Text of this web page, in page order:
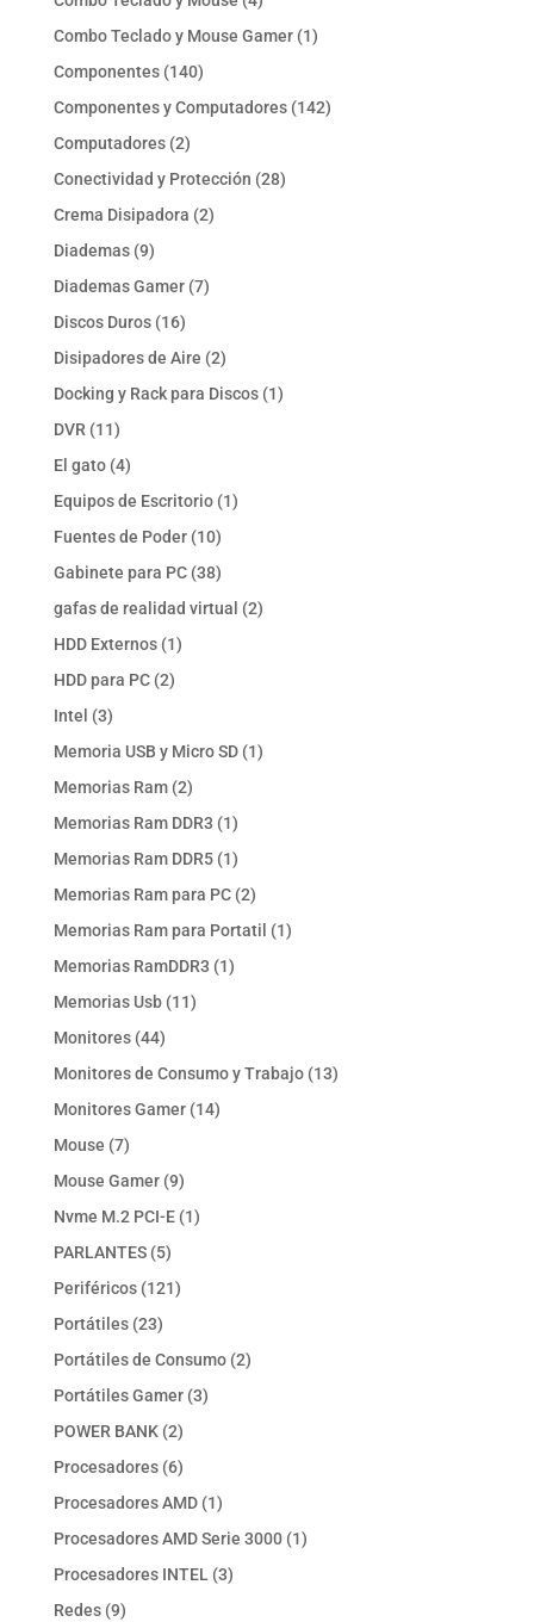
productos
Combo Teclado y Mouse Gamer 11
Componentes 140140
productos
Componentes y Computadores 142142
Computadores 22
productos
Conectividad y Protección 2828
Crema Disipadora 22
Diademas 99
productos
Diademas Gamer 77
Discos Duros 1616
productos
Disipadores de Aire 22
productos
Docking y Rack para Discos 11
DVR 1111
productos
El gato 44
productos
Equipos de Escritorio 11
Fuentes de Poder 1010
productos
Gabinete para PC 3838
productos
gafas de realidad virtual 22
HDD Externos 11
HDD para PC 22
Intel 33
productos
Memoria USB y Micro SD 11
Memorias Ram 22
productos
Memorias Ram DDR3 11
producto
Memorias Ram DDR5 11
producto
Memorias Ram para PC 22
productos
Memorias Ram para Portatil 11
Memorias RamDDR3 11
Memorias Usb 1111
Monitores 4444
productos
Monitores de Consumo y Trabajo 1313
Monitores Gamer 1414
Mouse 77
productos
Mouse Gamer 99
productos
Nvme M.2 PCI-E 11
PARLANTES 55
productos
Periféricos 121121
Portátiles 2323
productos
Portátiles de Consumo 22
Portátiles Gamer 33
POWER BANK 22
productos
Procesadores 66
productos
Procesadores AMD 11
producto
Procesadores AMD Serie 3000 11
Procesadores INTEL 33
Redes 99